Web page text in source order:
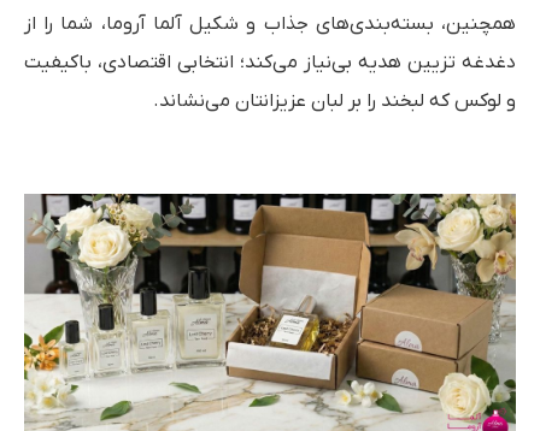
همچنین، بسته‌بندی‌های جذاب و شکیل آلما آروما، شما را از
دغدغه تزیین هدیه بی‌نیاز می‌کند؛ انتخابی اقتصادی، باکیفیت
و لوکس که لبخند را بر لبان عزیزانتان می‌نشاند.